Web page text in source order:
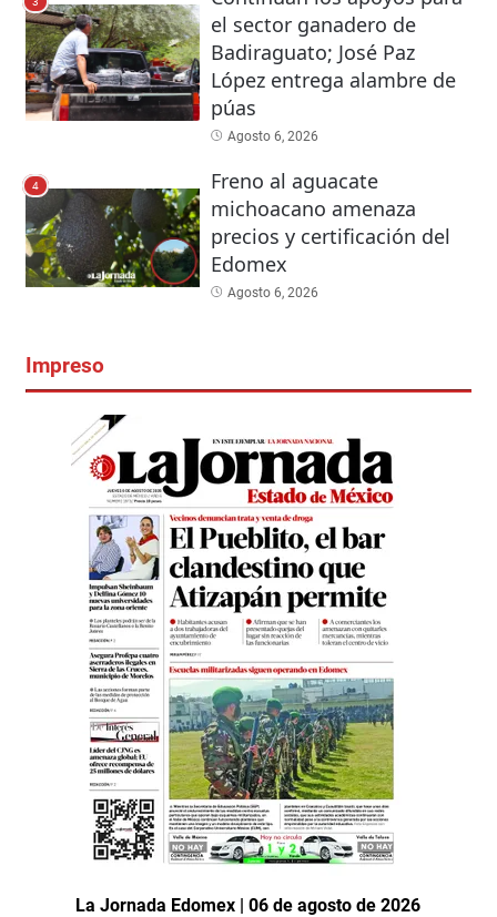
el sector ganadero de
Badiraguato; José Paz
López entrega alambre de
púas
Agosto 6, 2026
4
Freno al aguacate
michoacano amenaza
precios y certificación del
Edomex
Agosto 6, 2026
Impreso
La Jornada Edomex | 06 de agosto de 2026